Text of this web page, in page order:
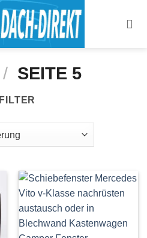
/ SEITE 5
FILTER